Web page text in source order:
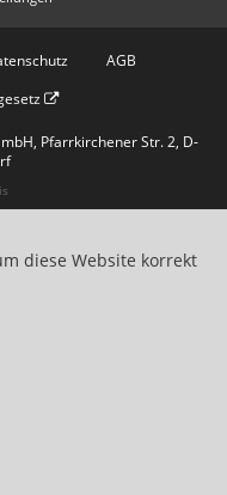
AGB
Pfarrkirchener Str. 2, D-
diese Website korrekt